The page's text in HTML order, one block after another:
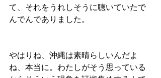
て、それをうれしそうに聴いていたで
んでんでありました。
やはりね、沖縄は素晴らしいんだよ
ね、本当に。わたしがそう思っている